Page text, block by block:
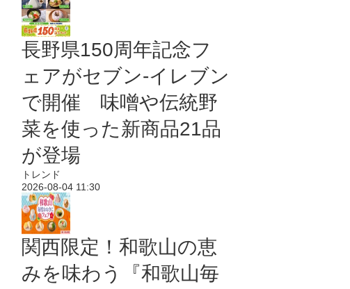
長野県150周年記念フ
ェアがセブン-イレブン
で開催 味噌や伝統野
菜を使った新商品21品
が登場
トレンド
2026-08-04 11:30
関西限定！和歌山の恵
みを味わう『和歌山毎